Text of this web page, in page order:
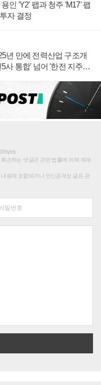
인 'Y2' 팹과 청주 'M17' 팹
자 결정
년 만에 전력산업 구조개
사 통합' 넘어 '한전 지주사'
손하는 댓글은 관련 법률에 의해 제재
용에 포함되거나 인신공격성 글은 관